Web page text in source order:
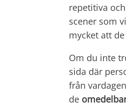
repetitiva
scener som
mycket att
Om du inte
sida där
från
de